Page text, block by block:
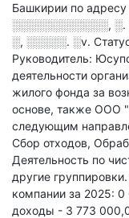
Башкирии по адресу
░░░░░░░░░░░░,
░, ░░░░░. ░v.
Руководитель:
деятельности
жилого фонда за
основе, также ООО
следующим
Сбор отходов,
Деятельность по
другие группировки.
компании за 2025: 0
доходы - 3 773